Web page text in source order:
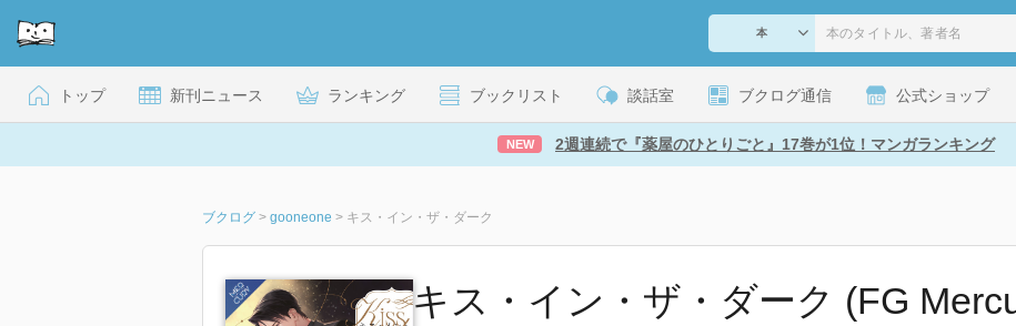
トップ 新刊ニュース ランキング ブックリスト 談話室 ブクログ通信 公式ショップ
NEW 2週連続で『薬屋のひとりごと』17巻が1位！マンガランキング
ブクログ > gooneone > キス・イン・ザ・ダーク
キス・イン・ザ・ダーク (FG